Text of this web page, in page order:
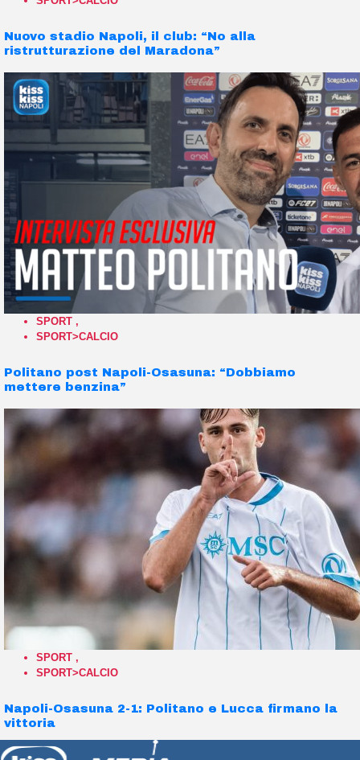
Nuovo stadio Napoli, il club: “No alla
ristrutturazione del Maradona”
SPORT ,
SPORT>CALCIO
Politano post Napoli-Osasuna: “Dobbiamo
mettere benzina”
SPORT ,
SPORT>CALCIO
Napoli-Osasuna 2-1: Politano e Lucca firmano la
vittoria